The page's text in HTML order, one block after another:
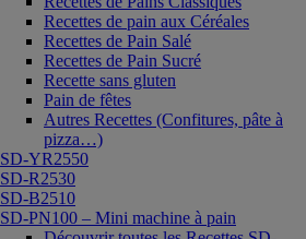
Recettes de pain aux Céréales
Recettes de Pain Salé
Recettes de Pain Sucré
Recette sans gluten
Pain de fêtes
Autres Recettes (Confitures, pâte à
pizza…)
SD-YR2550
SD-R2530
SD-B2510
SD-PN100 – Mini machine à pain